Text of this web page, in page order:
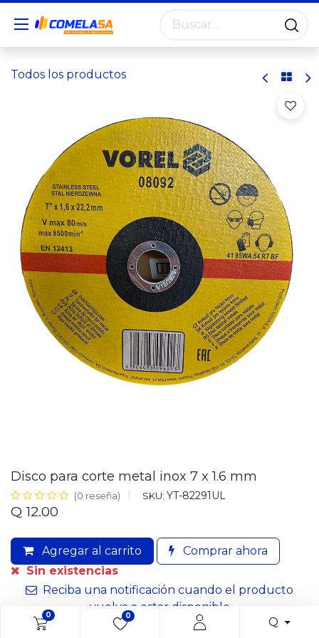
0 0 Q
Todos los productos
Disco para corte metal inox 7 x 1.6 mm
(0 reseña) SKU: YT-82291UL
Q 12.00
Agregar al carrito
Comprar ahora
Sin existencias
Reciba una notificación cuando el producto
vuelva a estar disponible